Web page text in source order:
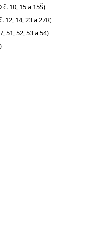
10, 15 a 15Š)
12, 14, 23 a 27R)
51, 52, 53 a 54)